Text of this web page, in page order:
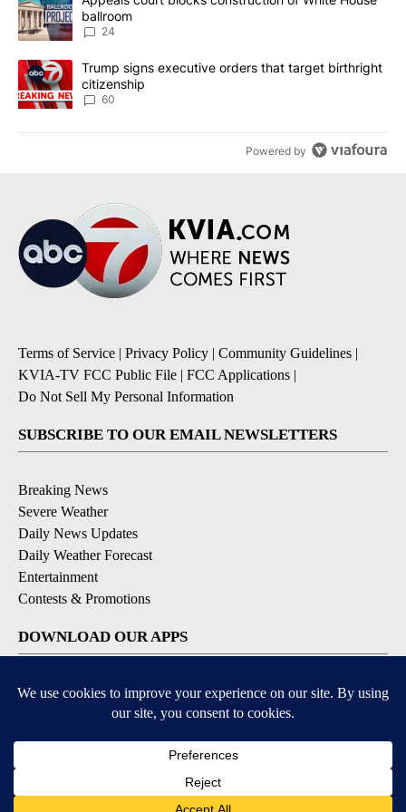
ballroom
24
A trending article titled "Trump signs executive orders that
Trump signs executive orders that target birthright
citizenship
60
Powered by
Terms of Service | Privacy Policy | Community Guidelines |
KVIA-TV FCC Public File | FCC Applications |
Do Not Sell My Personal Information
SUBSCRIBE TO OUR EMAIL NEWSLETTERS
Breaking News
Severe Weather
Daily News Updates
Daily Weather Forecast
Entertainment
Contests & Promotions
DOWNLOAD OUR APPS
Available for iOS and Android